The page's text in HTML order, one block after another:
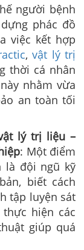
người bệnh
phác đồ
việc kết hợp
,vật lý trị
thời cá nhân
nhằm vừa
an toàn tối
lý trị liệu –
: Một điểm
là đội ngũ kỹ
biết cách
tập luyện sát
hiện các
giúp quá